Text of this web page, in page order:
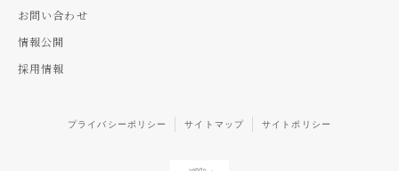
お問い合わせ
情報公開
採用情報
プライバシーポリシー サイトマップ サイトポリシー